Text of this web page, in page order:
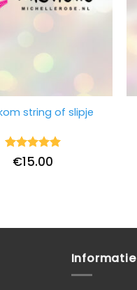
string of slipje
Waardering
uit 5
€15.00
Informatie